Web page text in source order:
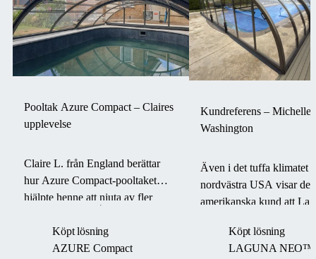
Pooltak Azure Compact – Claires
upplevelse
Claire L. från England berättar
hur Azure Compact-pooltaket
hjälpte henne att njuta av fler
oroa sig mindre för väder och
underhåll.
Köpt lösning
AZURE Compact
Kundreferens – Michelle
Washington
Även i det tuffa klimatet i
nordvästra USA visar
amerikanska kund att
och funktionell – till och
en Boom-cyklon.
Köpt lösning
LAGUNA NEO™